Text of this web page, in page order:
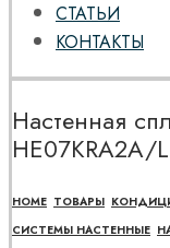
СТАТЬИ
КОНТАКТЫ
Настенная
HE07KRA2A/
HOME ТОВАРЫ
СИСТЕМЫ НАСТЕННЫЕ